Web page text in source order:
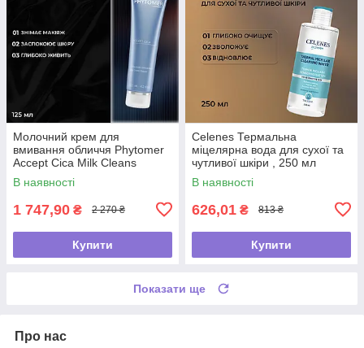
Молочний крем для
вмивання обличчя Phytomer
Accept Cica Milk Cleans
В наявності
1 747,90 ₴ 2 270 ₴
Купити
Celenes Термальна
міцелярна вода для сухої та
чутливої шкіри , 250 мл
В наявності
626,01 ₴ 813 ₴
Купити
Показати ще
Про нас